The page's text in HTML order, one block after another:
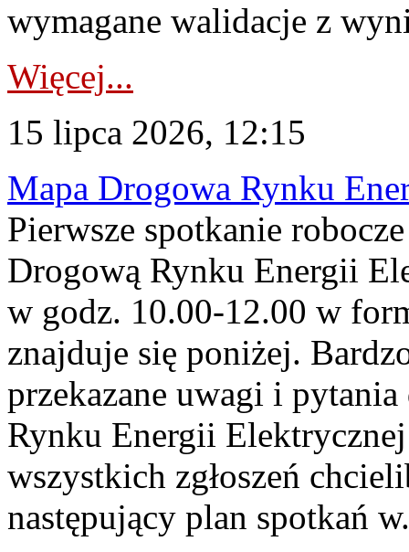
wymagane walidacje z
Więcej...
15 lipca 2026, 12:15
Mapa Drogowa Rynku
Pierwsze spotkanie
Drogową Rynku Energii
w godz. 10.00-12.00 w
znajduje się poniżej.
przekazane uwagi i
Rynku Energii
wszystkich zgłoszeń
następujący plan spotkań